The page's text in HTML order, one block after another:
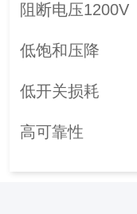
阻断电压1200V
低饱和压降
低开关损耗
高可靠性